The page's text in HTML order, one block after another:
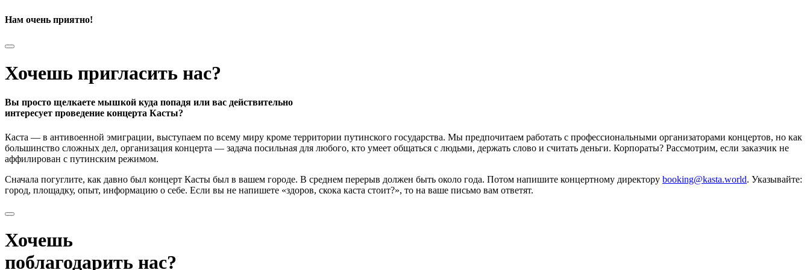
Нам очень приятно!
Хочешь пригласить нас?
Вы просто щелкаете мышкой куда попадя или вас действительно
интересует проведение концерта Касты?
Каста — в антивоенной эмиграции, выступаем по всему миру кроме территории путинского государства. Мы предпочитаем работать с профессиональными организаторами концертов, но как
большинство сложных дел, организация концерта — задача посильная для любого, кто умеет общаться с людьми, держать слово и считать деньги. Корпораты? Рассмотрим, если заказчик не
аффилирован с путинским режимом.
Сначала погуглите, как давно был концерт Касты был в вашем городе. В среднем перерыв должен быть около года. Потом напишите концертному директору booking@kasta.world. Указывайте:
город, площадку, опыт, информацию о себе. Если вы не напишете «здоров, скока каста стоит?», то на ваше письмо вам ответят.
Хочешь
поблагодарить нас?